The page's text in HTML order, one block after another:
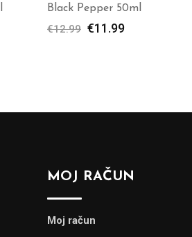
Black Pepper 50ml
€12.99 €11.99
MOJ RAČUN
Moj račun